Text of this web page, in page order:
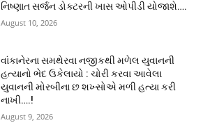
નિષ્ણાત સર્જન ડોક્ટરની ખાસ ઓપીડી યોજાશે….
August 10, 2026
વાંકાનેરના સમથેરવા નજીકથી મળેલ યુવાનની
હત્યાનો ભેદ ઉકેલાયો : ચોરી કરવા આવેલા
યુવાનની મોરબીના છ શખ્સોએ મળી હત્યા કરી
નાખી….!
August 9, 2026